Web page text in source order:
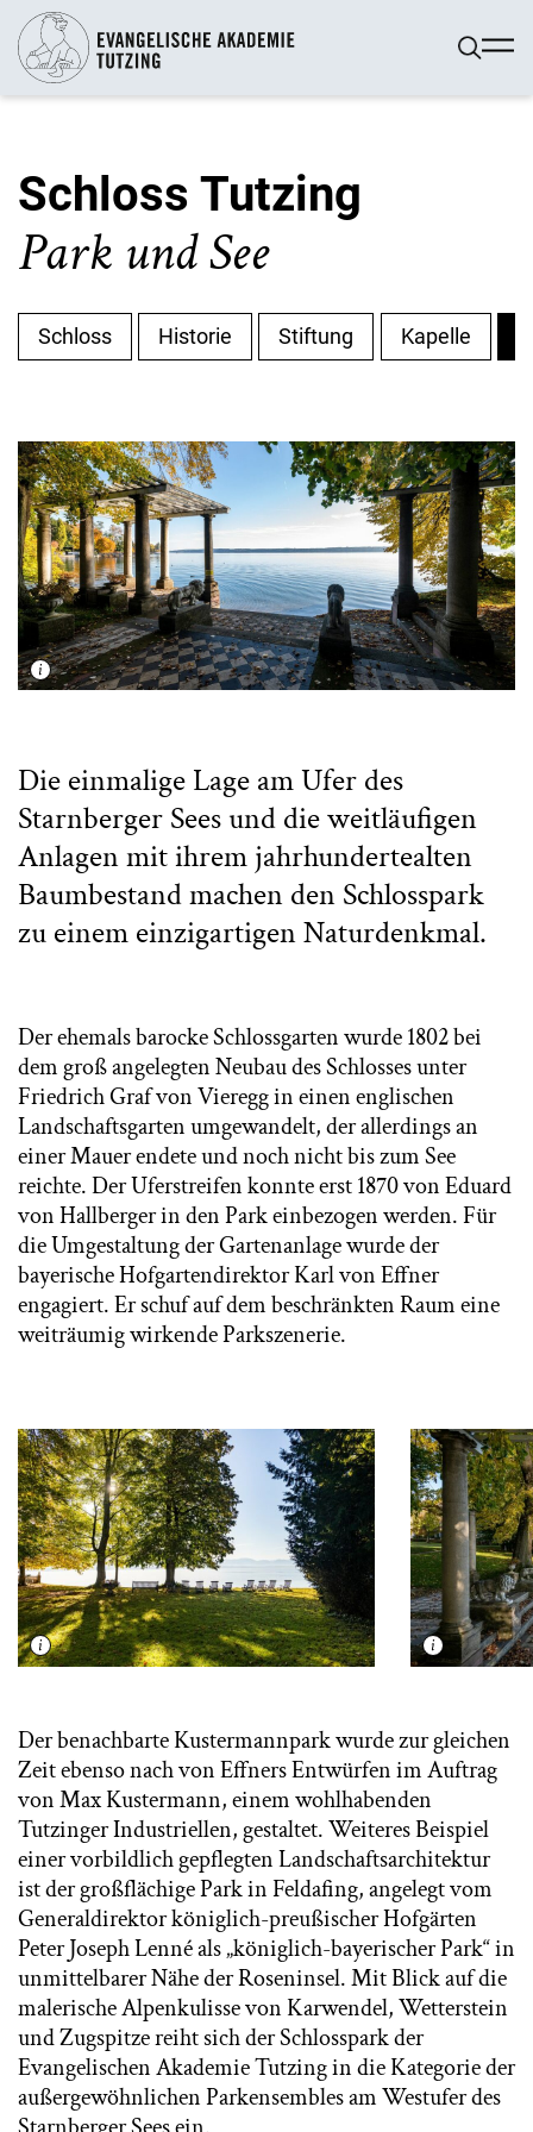
Schloss Tutzing
Park und See
Schloss Historie Stiftung Kapelle
Die einmalige Lage am Ufer des
Starnberger Sees und die weitläufigen
Anlagen mit ihrem jahrhundertealten
Baumbestand machen den Schlosspark
zu einem einzigartigen Naturdenkmal.
Der ehemals barocke Schlossgarten wurde 1802 bei
dem groß angelegten Neubau des Schlosses unter
Friedrich Graf von Vieregg in einen englischen
Landschaftsgarten umgewandelt, der allerdings an
einer Mauer endete und noch nicht bis zum See
reichte. Der Uferstreifen konnte erst 1870 von Eduard
von Hallberger in den Park einbezogen werden. Für
die Umgestaltung der Gartenanlage wurde der
bayerische Hofgartendirektor Karl von Effner
engagiert. Er schuf auf dem beschränkten Raum eine
weiträumig wirkende Parkszenerie.
Der benachbarte Kustermannpark wurde zur gleichen
Zeit ebenso nach von Effners Entwürfen im Auftrag
von Max Kustermann, einem wohlhabenden
Tutzinger Industriellen, gestaltet. Weiteres Beispiel
einer vorbildlich gepflegten Landschaftsarchitektur
ist der großflächige Park in Feldafing, angelegt vom
Generaldirektor königlich-preußischer Hofgärten
Peter Joseph Lenné als „königlich-bayerischer Park“ in
unmittelbarer Nähe der Roseninsel. Mit Blick auf die
malerische Alpenkulisse von Karwendel, Wetterstein
und Zugspitze reiht sich der Schlosspark der
Evangelischen Akademie Tutzing in die Kategorie der
außergewöhnlichen Parkensembles am Westufer des